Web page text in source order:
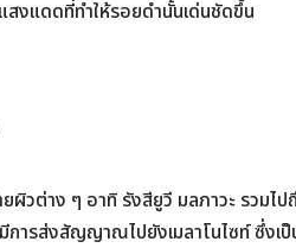
งแดดที่ทำให้รอยดำนั้นเด่นชัดขึ้น
ผิวต่าง ๆ อาทิ รังสียูวี มลภาวะ รวมไ
ารส่งสัญญาณไปยังเมลาโนไซท์ ซึ่งเ